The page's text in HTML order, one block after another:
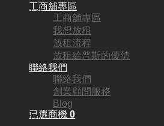
工商舖專區
工商舖專區
我想放租
放租流程
放租給普斯的優勢
聯絡我們
聯絡我們
創業顧問服務
Blog
已選商機 0
資產轉讓
每月租金: